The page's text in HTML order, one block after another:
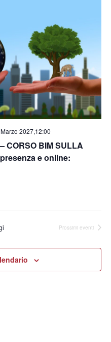
CORSO BIM SULLA
e online:
2027,12:00
Prossimi eventi